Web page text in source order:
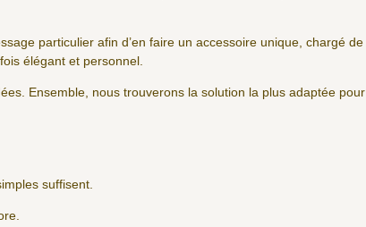
particulier afin d’en faire un accessoire unique, chargé de
élégant et personnel.
Ensemble, nous trouverons la solution la plus adaptée pour
suffisent.